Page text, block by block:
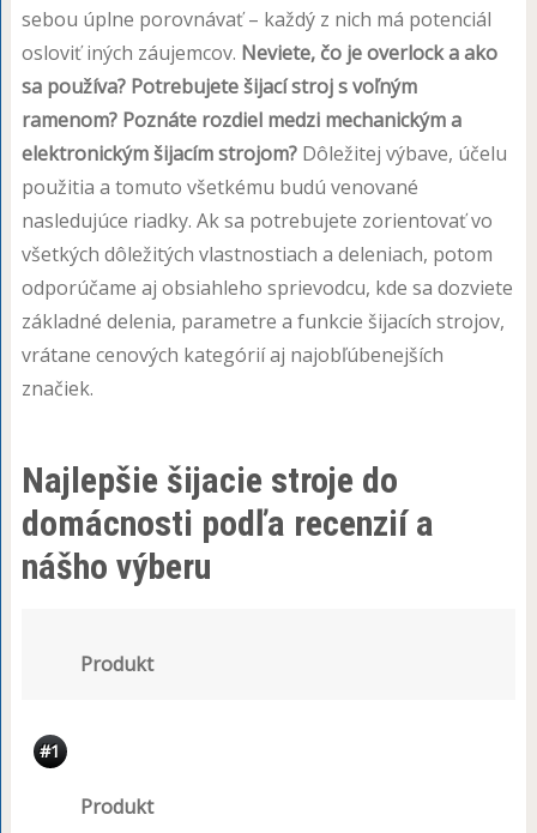
sebou úplne porovnávať – každý z nich má potenciál
osloviť iných záujemcov. Neviete, čo je overlock a ako
sa používa? Potrebujete šijací stroj s voľným
ramenom? Poznáte rozdiel medzi mechanickým a
elektronickým šijacím strojom?Dôležitej výbave, účelu
použitia a tomuto všetkému budú venované
nasledujúce riadky. Ak sa potrebujete zorientovať vo
všetkých dôležitých vlastnostiach a deleniach, potom
odporúčame aj obsiahleho sprievodcu, kde sa dozviete
základné delenia, parametre a funkcie šijacích strojov,
vrátane cenových kategórií aj najobľúbenejších
značiek.
Najlepšie šijacie stroje do
domácnosti podľa recenzií a
nášho výberu
Produkt
#1
Produkt